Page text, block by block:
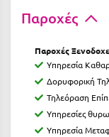
Παξοί
Παραλία Κατερίνης
Παραλία Λιτοχώρου
Παροχές
Παροχές
Υπηρεσία
Δορυφορική
Τηλεόραση
Υπηρεσίες
Υπηρεσία